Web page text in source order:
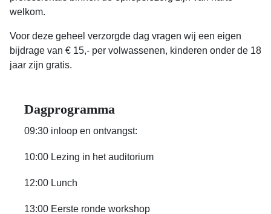
welkom.
Voor deze geheel verzorgde dag vragen wij een eigen
bijdrage van € 15,- per volwassenen, kinderen onder de 18
jaar zijn gratis.
Dagprogramma
09:30 inloop en ontvangst:
10:00 Lezing in het auditorium
12:00 Lunch
13:00 Eerste ronde workshop